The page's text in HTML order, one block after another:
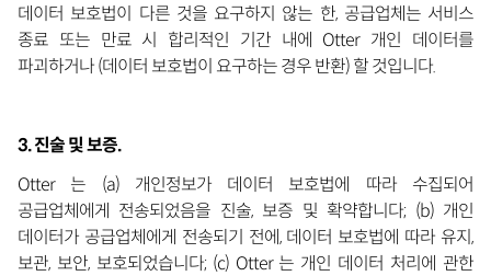
데이터 보호법이 다른 것을 요구하지 않는 한, 공급업체는 서비스
종료 또는 만료 시 합리적인 기간 내에 Otter 개인 데이터를
파괴하거나 (데이터 보호법이 요구하는 경우 반환) 할 것입니다.
3. 진술 및 보증.
Otter 는 (a) 개인정보가 데이터 보호법에 따라 수집되어
공급업체에게 전송되었음을 진술, 보증 및 확약합니다; (b) 개인
데이터가 공급업체에게 전송되기 전에, 데이터 보호법에 따라 유지,
보관, 보안, 보호되었습니다; (c) Otter 는 개인 데이터 처리에 관한